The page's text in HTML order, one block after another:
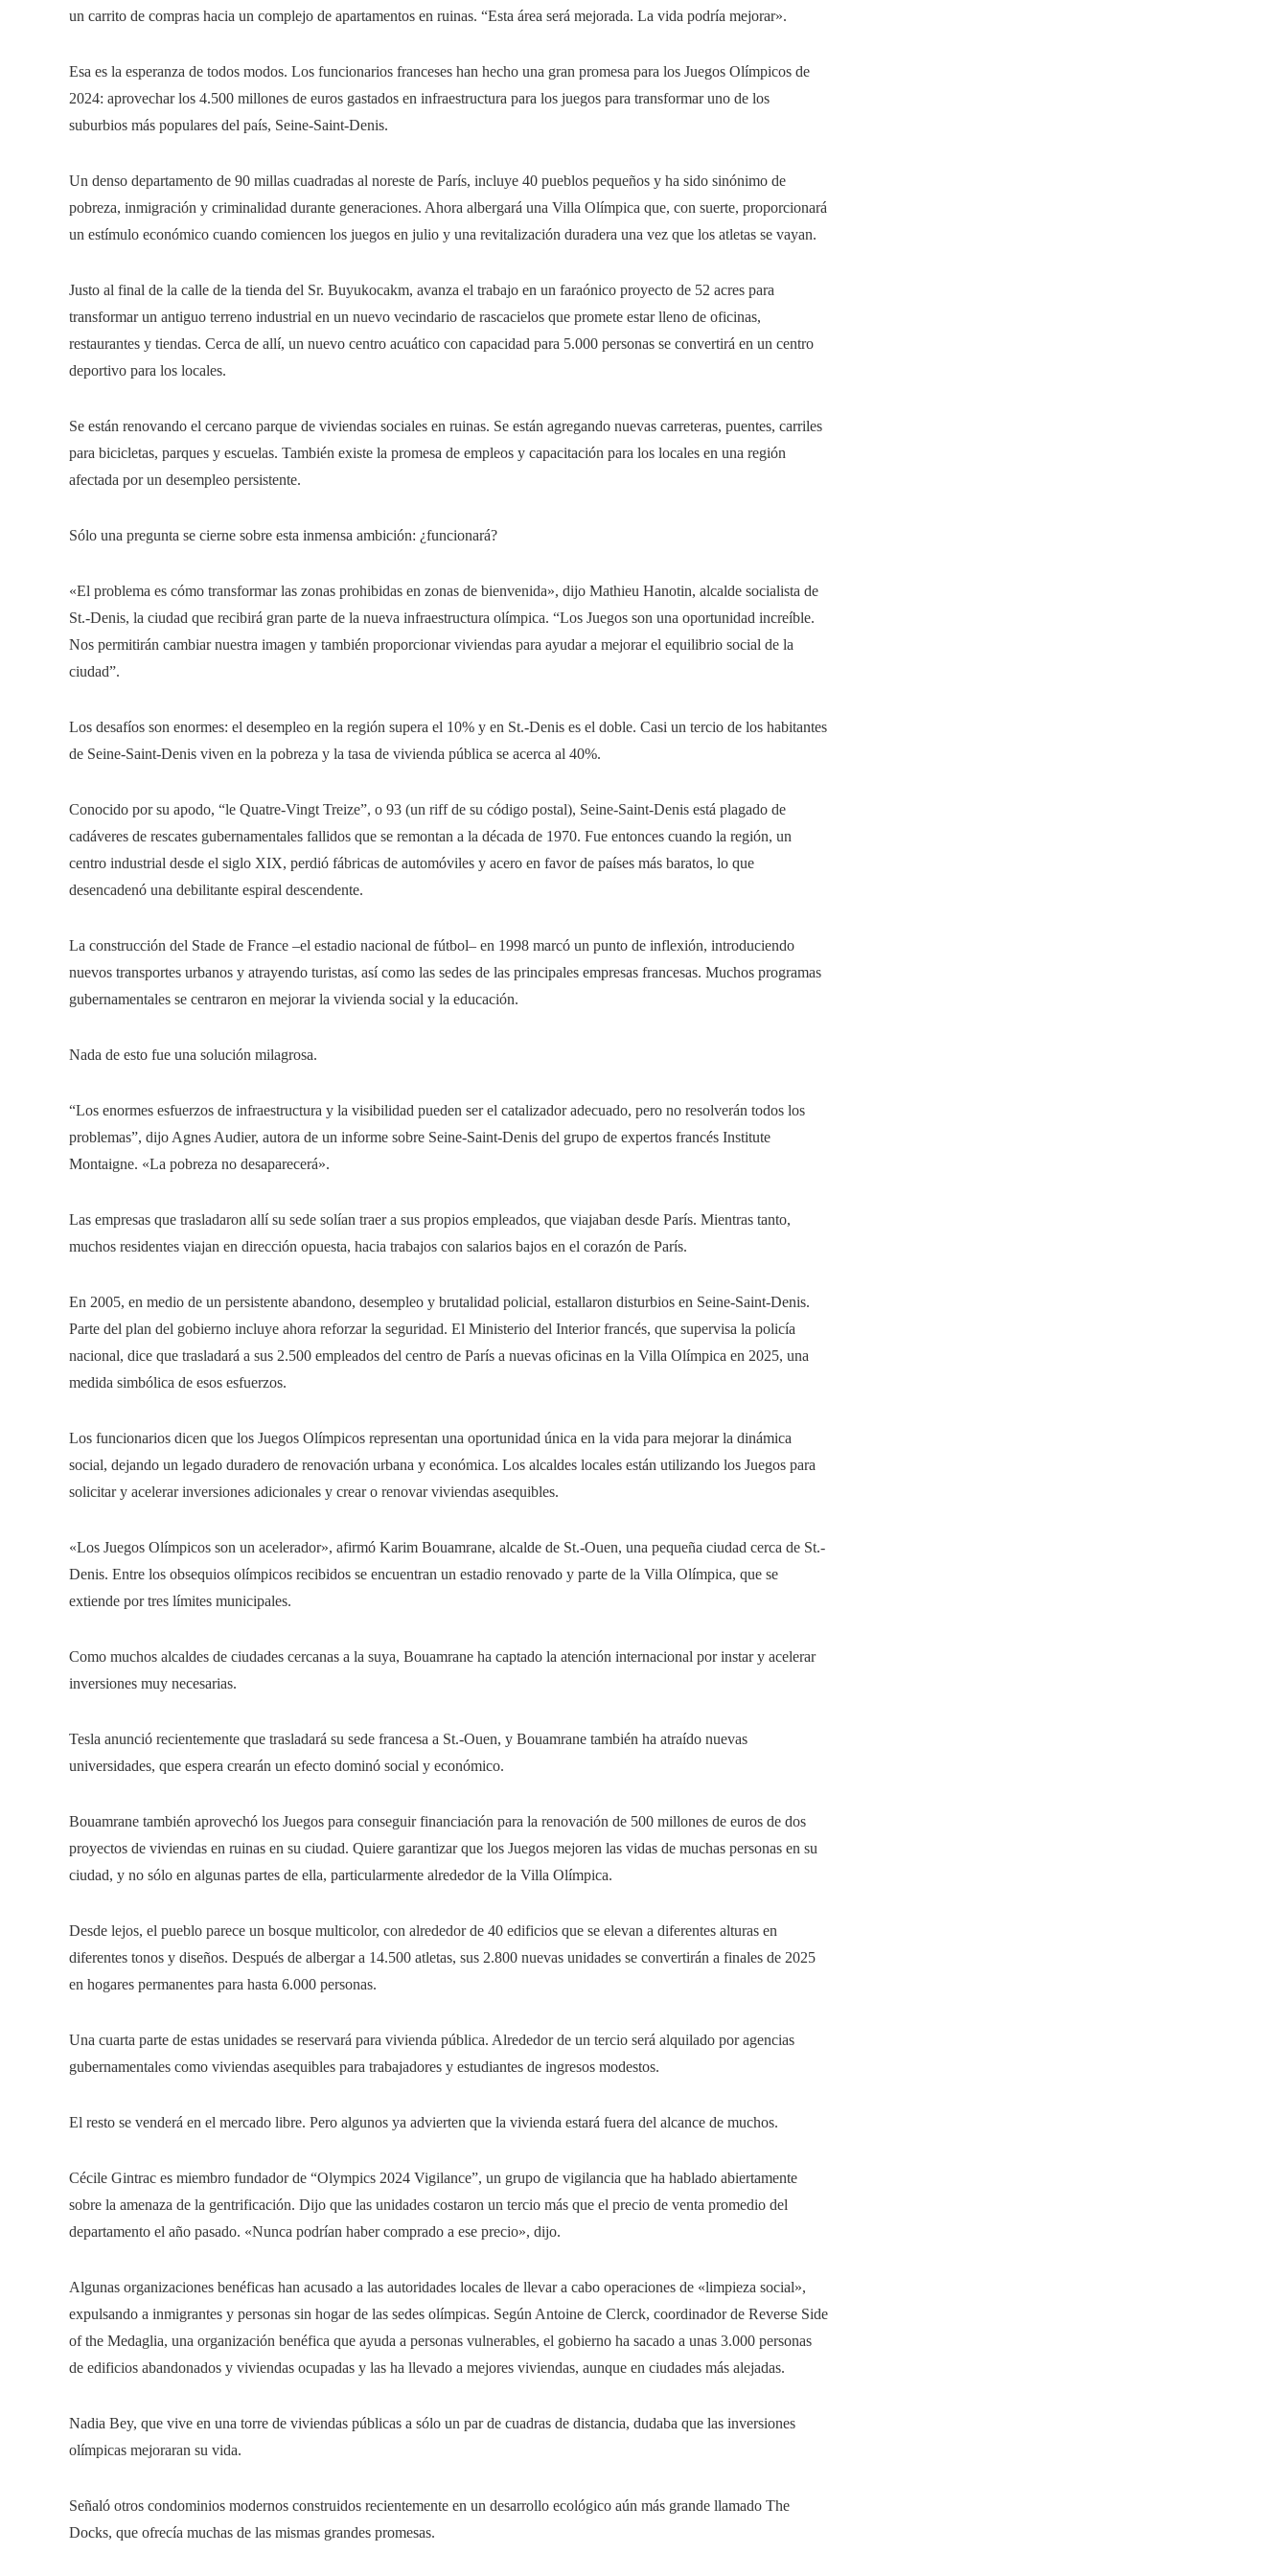
un carrito de compras hacia un complejo de apartamentos en ruinas. “Esta área será mejorada. La vida podría mejorar».
Esa es la esperanza de todos modos. Los funcionarios franceses han hecho una gran promesa para los Juegos Olímpicos de
2024: aprovechar los 4.500 millones de euros gastados en infraestructura para los juegos para transformar uno de los
suburbios más populares del país, Seine-Saint-Denis.
Un denso departamento de 90 millas cuadradas al noreste de París, incluye 40 pueblos pequeños y ha sido sinónimo de
pobreza, inmigración y criminalidad durante generaciones. Ahora albergará una Villa Olímpica que, con suerte, proporcionará
un estímulo económico cuando comiencen los juegos en julio y una revitalización duradera una vez que los atletas se vayan.
Justo al final de la calle de la tienda del Sr. Buyukocakm, avanza el trabajo en un faraónico proyecto de 52 acres para
transformar un antiguo terreno industrial en un nuevo vecindario de rascacielos que promete estar lleno de oficinas,
restaurantes y tiendas. Cerca de allí, un nuevo centro acuático con capacidad para 5.000 personas se convertirá en un centro
deportivo para los locales.
Se están renovando el cercano parque de viviendas sociales en ruinas. Se están agregando nuevas carreteras, puentes, carriles
para bicicletas, parques y escuelas. También existe la promesa de empleos y capacitación para los locales en una región
afectada por un desempleo persistente.
Sólo una pregunta se cierne sobre esta inmensa ambición: ¿funcionará?
«El problema es cómo transformar las zonas prohibidas en zonas de bienvenida», dijo Mathieu Hanotin, alcalde socialista de
St.-Denis, la ciudad que recibirá gran parte de la nueva infraestructura olímpica. “Los Juegos son una oportunidad increíble.
Nos permitirán cambiar nuestra imagen y también proporcionar viviendas para ayudar a mejorar el equilibrio social de la
ciudad”.
Los desafíos son enormes: el desempleo en la región supera el 10% y en St.-Denis es el doble. Casi un tercio de los habitantes
de Seine-Saint-Denis viven en la pobreza y la tasa de vivienda pública se acerca al 40%.
Conocido por su apodo, “le Quatre-Vingt Treize”, o 93 (un riff de su código postal), Seine-Saint-Denis está plagado de
cadáveres de rescates gubernamentales fallidos que se remontan a la década de 1970. Fue entonces cuando la región, un
centro industrial desde el siglo XIX, perdió fábricas de automóviles y acero en favor de países más baratos, lo que
desencadenó una debilitante espiral descendente.
La construcción del Stade de France –el estadio nacional de fútbol– en 1998 marcó un punto de inflexión, introduciendo
nuevos transportes urbanos y atrayendo turistas, así como las sedes de las principales empresas francesas. Muchos programas
gubernamentales se centraron en mejorar la vivienda social y la educación.
Nada de esto fue una solución milagrosa.
“Los enormes esfuerzos de infraestructura y la visibilidad pueden ser el catalizador adecuado, pero no resolverán todos los
problemas”, dijo Agnes Audier, autora de un informe sobre Seine-Saint-Denis del grupo de expertos francés Institute
Montaigne. «La pobreza no desaparecerá».
Las empresas que trasladaron allí su sede solían traer a sus propios empleados, que viajaban desde París. Mientras tanto,
muchos residentes viajan en dirección opuesta, hacia trabajos con salarios bajos en el corazón de París.
En 2005, en medio de un persistente abandono, desempleo y brutalidad policial, estallaron disturbios en Seine-Saint-Denis.
Parte del plan del gobierno incluye ahora reforzar la seguridad. El Ministerio del Interior francés, que supervisa la policía
nacional, dice que trasladará a sus 2.500 empleados del centro de París a nuevas oficinas en la Villa Olímpica en 2025, una
medida simbólica de esos esfuerzos.
Los funcionarios dicen que los Juegos Olímpicos representan una oportunidad única en la vida para mejorar la dinámica
social, dejando un legado duradero de renovación urbana y económica. Los alcaldes locales están utilizando los Juegos para
solicitar y acelerar inversiones adicionales y crear o renovar viviendas asequibles.
«Los Juegos Olímpicos son un acelerador», afirmó Karim Bouamrane, alcalde de St.-Ouen, una pequeña ciudad cerca de St.-
Denis. Entre los obsequios olímpicos recibidos se encuentran un estadio renovado y parte de la Villa Olímpica, que se
extiende por tres límites municipales.
Como muchos alcaldes de ciudades cercanas a la suya, Bouamrane ha captado la atención internacional por instar y acelerar
inversiones muy necesarias.
Tesla anunció recientemente que trasladará su sede francesa a St.-Ouen, y Bouamrane también ha atraído nuevas
universidades, que espera crearán un efecto dominó social y económico.
Bouamrane también aprovechó los Juegos para conseguir financiación para la renovación de 500 millones de euros de dos
proyectos de viviendas en ruinas en su ciudad. Quiere garantizar que los Juegos mejoren las vidas de muchas personas en su
ciudad, y no sólo en algunas partes de ella, particularmente alrededor de la Villa Olímpica.
Desde lejos, el pueblo parece un bosque multicolor, con alrededor de 40 edificios que se elevan a diferentes alturas en
diferentes tonos y diseños. Después de albergar a 14.500 atletas, sus 2.800 nuevas unidades se convertirán a finales de 2025
en hogares permanentes para hasta 6.000 personas.
Una cuarta parte de estas unidades se reservará para vivienda pública. Alrededor de un tercio será alquilado por agencias
gubernamentales como viviendas asequibles para trabajadores y estudiantes de ingresos modestos.
El resto se venderá en el mercado libre. Pero algunos ya advierten que la vivienda estará fuera del alcance de muchos.
Cécile Gintrac es miembro fundador de “Olympics 2024 Vigilance”, un grupo de vigilancia que ha hablado abiertamente
sobre la amenaza de la gentrificación. Dijo que las unidades costaron un tercio más que el precio de venta promedio del
departamento el año pasado. «Nunca podrían haber comprado a ese precio», dijo.
Algunas organizaciones benéficas han acusado a las autoridades locales de llevar a cabo operaciones de «limpieza social»,
expulsando a inmigrantes y personas sin hogar de las sedes olímpicas. Según Antoine de Clerck, coordinador de Reverse Side
of the Medaglia, una organización benéfica que ayuda a personas vulnerables, el gobierno ha sacado a unas 3.000 personas
de edificios abandonados y viviendas ocupadas y las ha llevado a mejores viviendas, aunque en ciudades más alejadas.
Nadia Bey, que vive en una torre de viviendas públicas a sólo un par de cuadras de distancia, dudaba que las inversiones
olímpicas mejoraran su vida.
Señaló otros condominios modernos construidos recientemente en un desarrollo ecológico aún más grande llamado The
Docks, que ofrecía muchas de las mismas grandes promesas.